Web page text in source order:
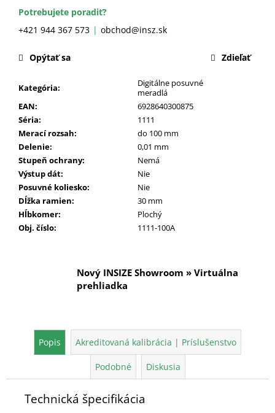
Potrebujete poradiť?
+421 944 367 573
obchod@insz.sk
Kategória:
Digitálne posuvné
meradlá
EAN:
6928640300875
Séria:
1111
Merací rozsah:
do 100 mm
Delenie:
0,01 mm
Stupeň ochrany:
Nemá
Výstup dát:
Nie
Posuvné koliesko:
Nie
Dĺžka ramien:
30 mm
Hĺbkomer:
Plochý
Obj. číslo: 1111-100A
Opýtať sa Zdieľať
Nový INSIZE Showroom » Virtuálna
prehliadka
Popis Akreditovaná kalibrácia | Príslušenstvo
Podobné Diskusia
Technická špecifikácia